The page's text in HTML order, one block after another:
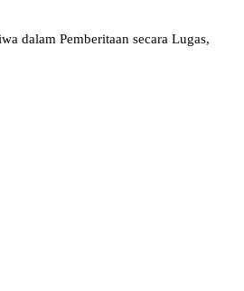
dalam Pemberitaan secara Lugas,